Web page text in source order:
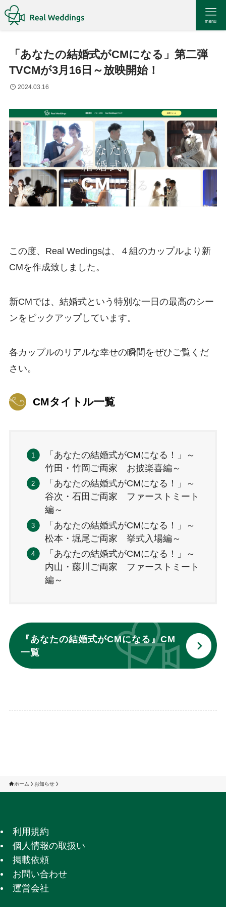
menu
「あなたの結婚式がCMになる」第二弾
TVCMが3月16日～放映開始！
2024.03.16
この度、Real Wedingsは、４組のカップルより新
CMを作成致しました。
新CMでは、結婚式という特別な一日の最高のシー
ンをピックアップしています。
各カップルのリアルな幸せの瞬間をぜひご覧くだ
さい。
CMタイトル一覧
「あなたの結婚式がCMになる！」～
竹田・竹岡ご両家 お披楽喜編～
「あなたの結婚式がCMになる！」～
谷次・石田ご両家 ファーストミート
編～
「あなたの結婚式がCMになる！」～
松本・堀尾ご両家 挙式入場編～
「あなたの結婚式がCMになる！」～
内山・藤川ご両家 ファーストミート
編～
『あなたの結婚式がCMになる』CM
一覧
ホーム お知らせ
利用規約
個人情報の取扱い
掲載依頼
お問い合わせ
運営会社